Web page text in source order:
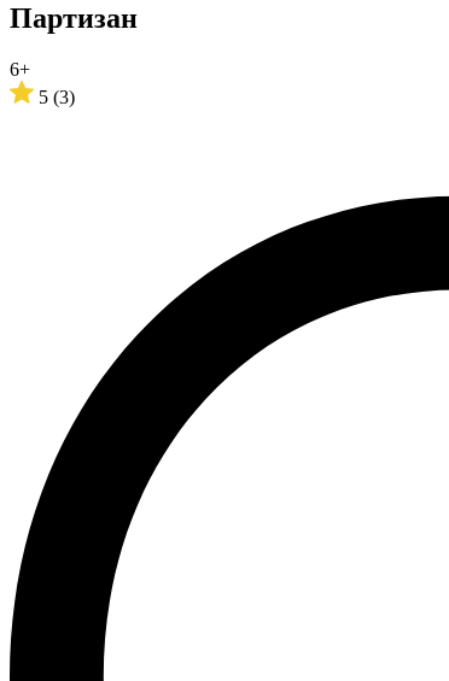
Партизан
6+
5 (3)